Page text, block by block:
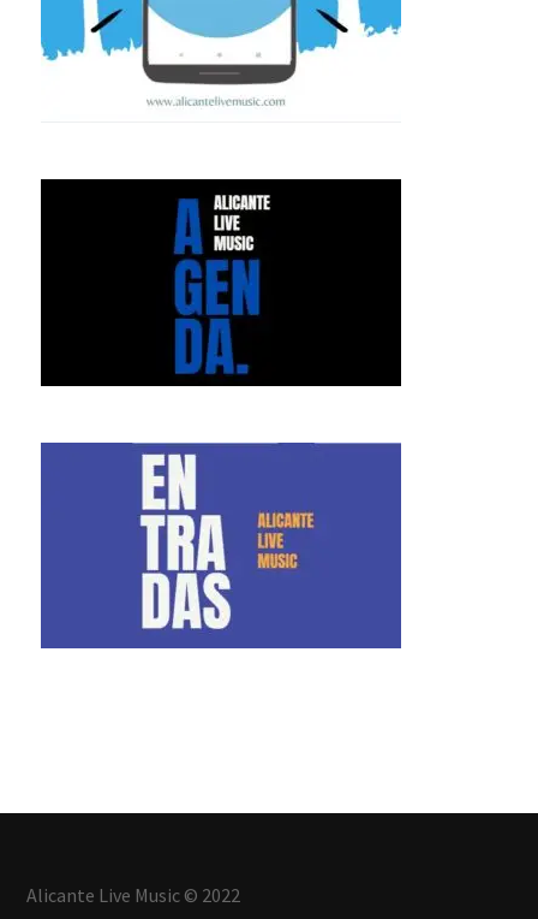
Alicante Live Music © 2022